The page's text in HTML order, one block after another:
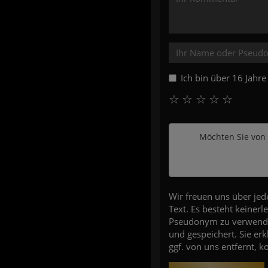
Ich bin über 16
☆
☆
☆
☆
☆
Möchten Sie von
Wir freuen uns über
Text. Es besteht
Pseudonym zu
und gespeichert. Sie
ggf. von uns entfernt,